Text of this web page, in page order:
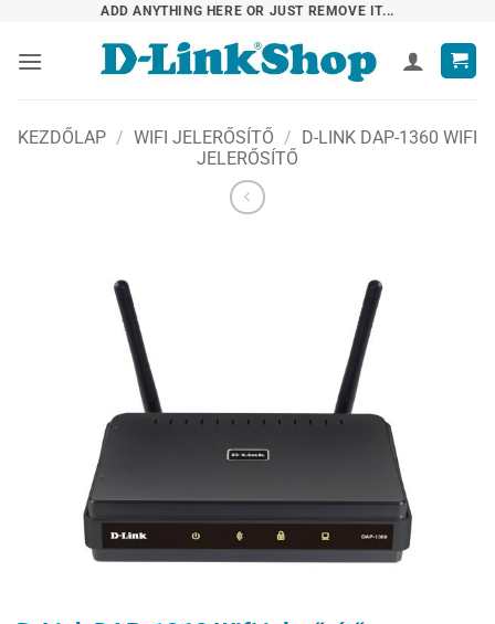
content
ADD ANYTHING HERE OR JUST REMOVE IT...
KEZDŐLAP / WIFI JELERŐSÍTŐ / D-LINK DAP-1360 WIFI
JELERŐSÍTŐ